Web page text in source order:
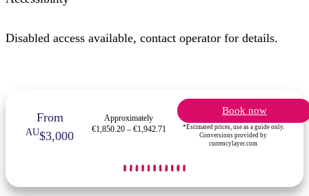
Disabled access available, contact operator for details.
From
AU$3,000
Approximately
€1,850.20 – €1,942.71
Book now
*Estimated prices, use as a guide only.
Conversions provided by
currencylayer.com